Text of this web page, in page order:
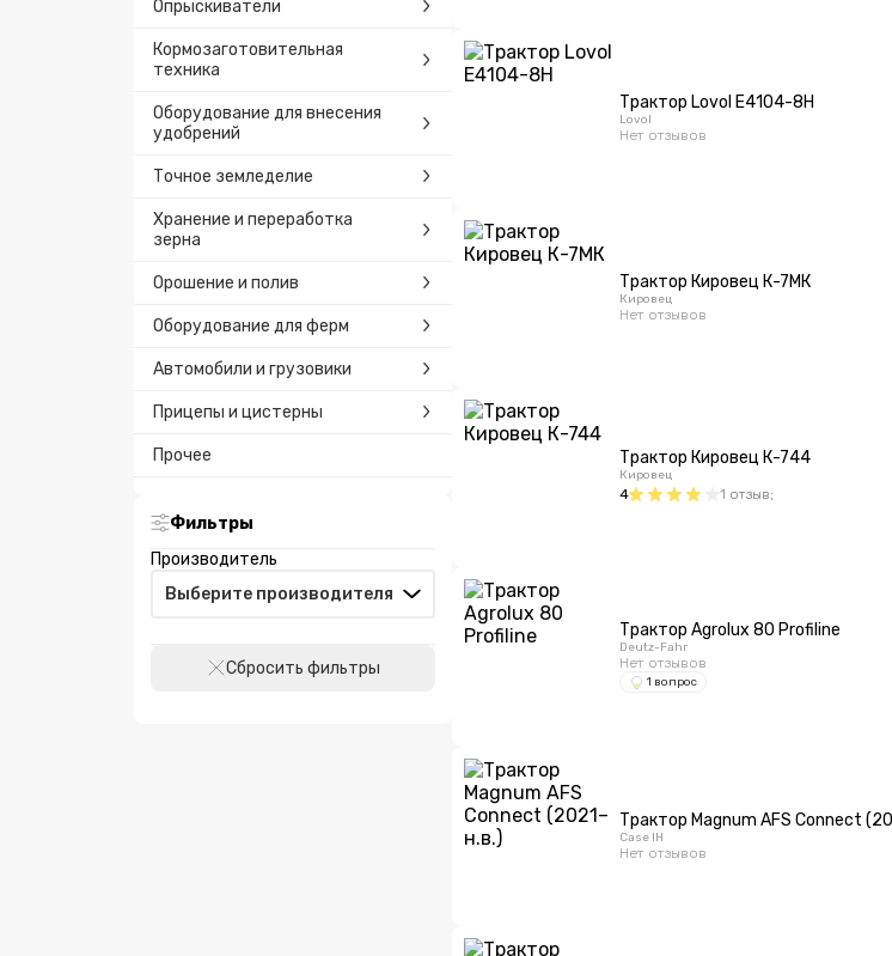
Опрыскиватели
Кормозаготовительная
техника
Оборудование для внесения
удобрений
Точное земледелие
Хранение и переработка
зерна
Орошение и полив
Оборудование для ферм
Автомобили и грузовики
Прицепы и цистерны
Прочее
Фильтры
Производитель
Сбросить фильтры
Трактор Lovol E4104-8H
Lovol
Нет отзывов
Трактор Кировец К-7МК
Кировец
Нет отзывов
Трактор Кировец К-744
Кировец
4 1 отзыв;
Трактор Agrolux 80 Profiline
Deutz-Fahr
Нет отзывов
1 вопрос
Трактор Magnum AFS Connect
Case IH
Нет отзывов